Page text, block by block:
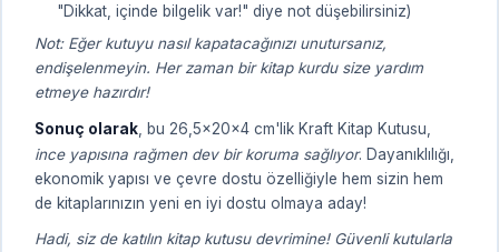
"Dikkat, içinde bilgelik var!" diye not düşebilirsiniz)
Not: Eğer kutuyu nasıl kapatacağınızı unutursanız,
endişelenmeyin. Her zaman bir kitap kurdu size yardım
etmeye hazırdır!
Sonuç olarak , bu 26,5x20x4 cm'lik Kraft Kitap Kutusu,
ince yapısına rağmen dev bir koruma sağlıyor. Dayanıklılığı,
ekonomik yapısı ve çevre dostu özelliğiyle hem sizin hem
de kitaplarınızın yeni en iyi dostu olmaya aday!
Hadi, siz de katılın kitap kutusu devrimine! Güvenli kutularla